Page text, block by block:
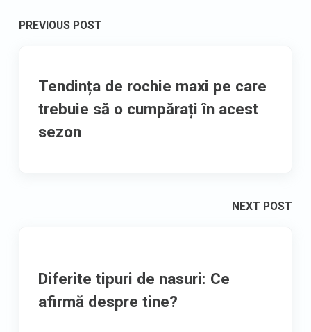
Post
PREVIOUS POST
Tendința de rochie maxi pe care
trebuie să o cumpărați în acest
sezon
NEXT POST
Diferite tipuri de nasuri: Ce
afirmă despre tine?